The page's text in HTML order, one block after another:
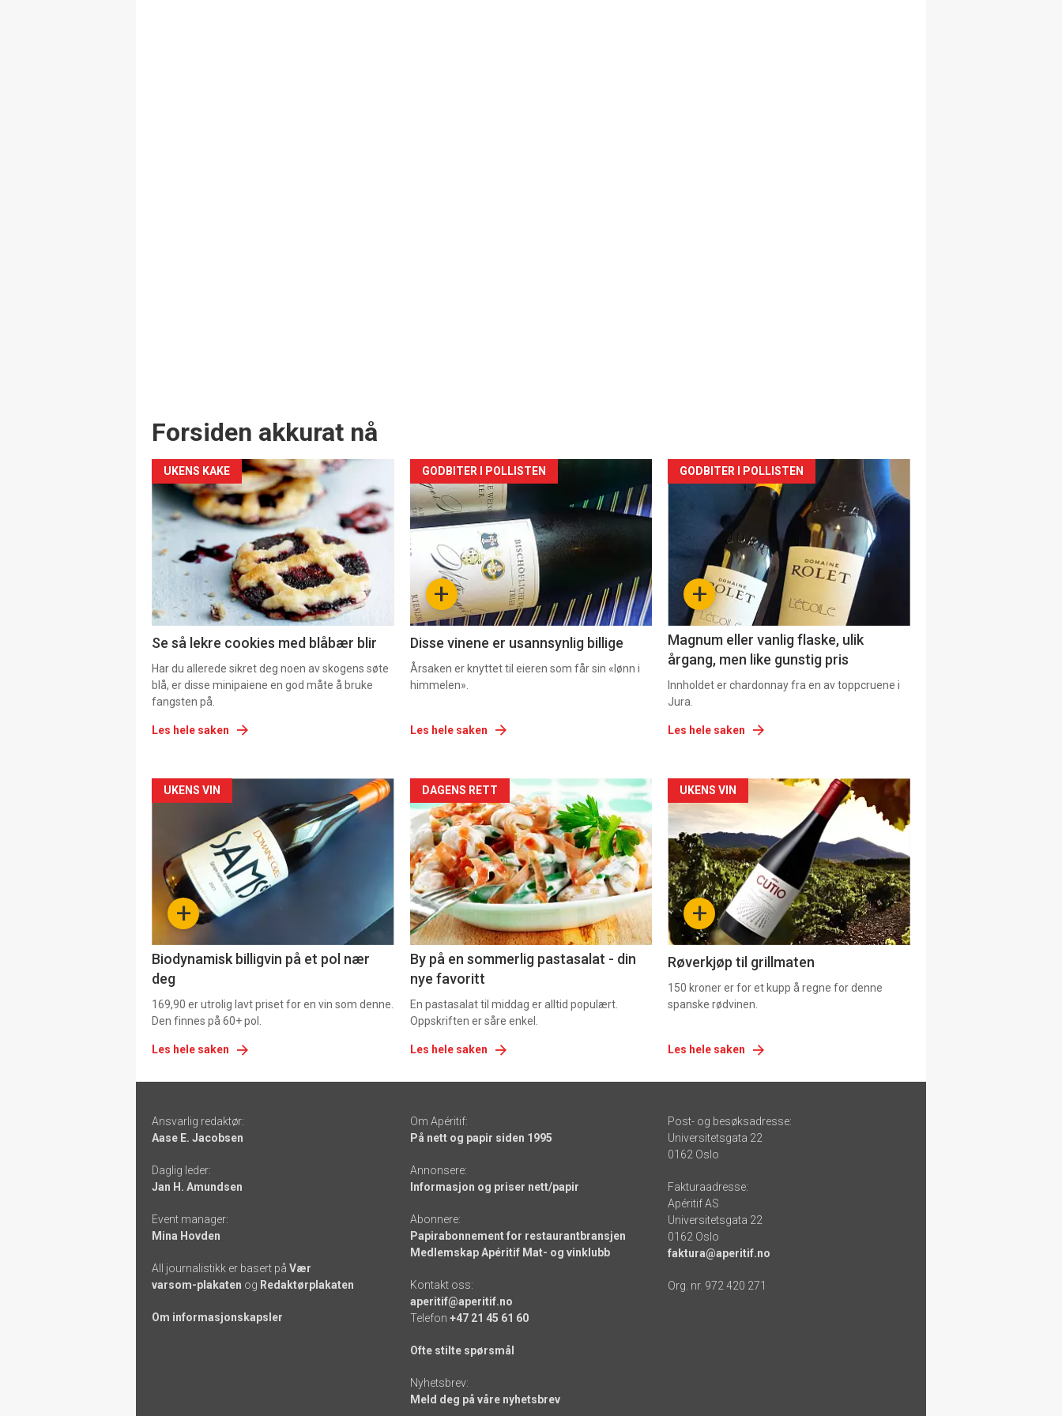
Forsiden akkurat nå
UKENS KAKE
Se så lekre cookies med blåbær blir
Har du allerede sikret deg noen av skogens søte
blå, er disse minipaiene en god måte å bruke
fangsten på.
Les hele saken
Forsiden
akkurat
nå
2 +
GODBITER I POLLISTEN
Disse vinene er usannsynlig billige
Årsaken er knyttet til eieren som får sin «lønn i
himmelen».
Les hele saken
Forsiden
akkurat
nå
+
GODBITER I POLLISTEN
Magnum eller vanlig flaske, ulik
årgang, men like gunstig pris
Innholdet er chardonnay fra en av toppcruene i
Jura.
Les hele saken
Forsiden
akkurat
nå
-
+
UKENS VIN
Biodynamisk billigvin på et pol nær
deg
169,90 er utrolig lavt priset for en vin som denne.
Den finnes på 60+ pol.
Les hele saken
Forsiden
akkurat
nå
-
5
DAGENS RETT
By på en sommerlig pastasalat - din
nye favoritt
En pastasalat til middag er alltid populært.
Oppskriften er såre enkel.
Les hele saken
Forsiden
akkurat
nå
-
6 +
UKENS VIN
Røverkjøp til grillmaten
150 kroner er for et kupp å regne for denne
spanske rødvinen.
Les hele saken
-
links
Ansvarlig redaktør:
Aase E. Jacobsen
Daglig leder:
Jan H. Amundsen
Event manager:
Mina Hovden
All journalistikk er basert på Vær
varsom-plakaten og Redaktørplakaten
Om informasjonskapsler
Om Apéritif:
På nett og papir siden 1995
Annonsere:
Informasjon og priser nett/papir
Abonnere:
Papirabonnement for restaurantbransjen
Medlemskap Apéritif Mat- og vinklubb
Kontakt oss:
aperitif@aperitif.no
Telefon +47 21 45 61 60
Ofte stilte spørsmål
Nyhetsbrev:
Meld deg på våre nyhetsbrev
Post- og besøksadresse:
Universitetsgata 22
0162 Oslo
Fakturaadresse:
Apéritif AS
Universitetsgata 22
0162 Oslo
faktura@aperitif.no
Org. nr. 972 420 271